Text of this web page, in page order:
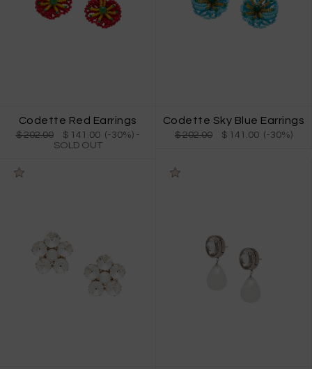
Codette Red Earrings
$ 202.00 $ 141.00 (-30%) -
SOLD OUT
Codette Sky Blue Earrings
$ 202.00 $ 141.00 (-30%)